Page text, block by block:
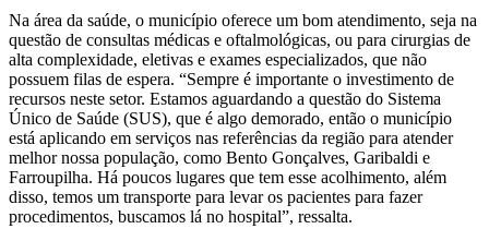
Na área da saúde, o município oferece um bom atendimento, seja na
questão de consultas médicas e oftalmológicas, ou para cirurgias de
alta complexidade, eletivas e exames especializados, que não
possuem filas de espera. “Sempre é importante o investimento de
recursos neste setor. Estamos aguardando a questão do Sistema
Único de Saúde (SUS), que é algo demorado, então o município
está aplicando em serviços nas referências da região para atender
melhor nossa população, como Bento Gonçalves, Garibaldi e
Farroupilha. Há poucos lugares que tem esse acolhimento, além
disso, temos um transporte para levar os pacientes para fazer
procedimentos, buscamos lá no hospital”, ressalta.